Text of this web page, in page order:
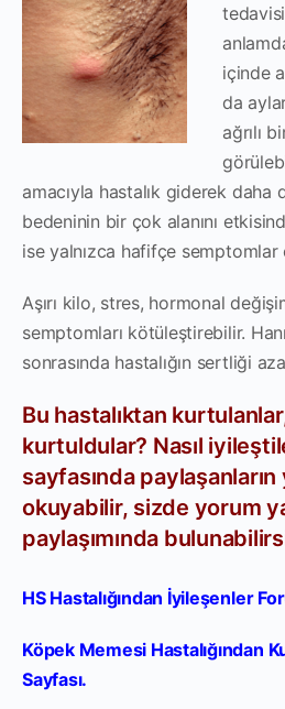
içinde
da
ağrılı
amacıyla hastalık giderek daha
bedeninin bir çok alanını
ise yalnızca hafifçe
Aşırı kilo, stres, hormonal
semptomları kötüleştirebilir.
sonrasında hastalığın sertliği
Bu hastalıktan
kurtuldular? Nasıl
sayfasında paylaşanların
okuyabilir, sizde yorum
paylaşımında
HS Hastalığından İyileşenler
Köpek Memesi Hastalığından
Sayfası.